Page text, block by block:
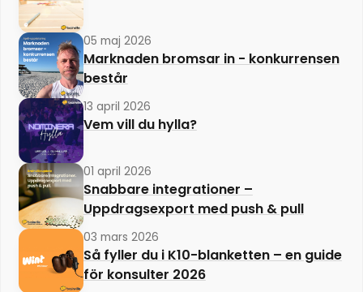
05 maj 2026
Marknaden bromsar in - konkurrensen
består
13 april 2026
Vem vill du hylla?
01 april 2026
Snabbare integrationer –
Uppdragsexport med push & pull
03 mars 2026
Så fyller du i K10-blanketten – en guide
för konsulter 2026